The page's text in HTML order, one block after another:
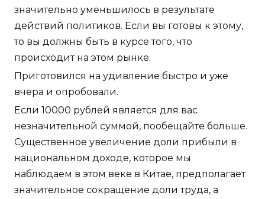
значительно уменьшилось в результате
действий политиков. Если вы готовы к этому,
то вы должны быть в курсе того, что
происходит на этом рынке.
Приготовился на удивление быстро и уже
вчера и опробовали.
Если 10000 рублей является для вас
незначительной суммой, пообещайте больше.
Существенное увеличение доли прибыли в
национальном доходе, которое мы
наблюдаем в этом веке в Китае, предполагает
значительное сокращение доли труда, а